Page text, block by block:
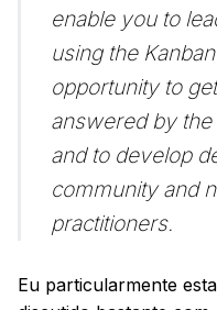
enable you to
using the
opportunity to
answered by
and to develop
community and
practitioners.
Eu particularmente